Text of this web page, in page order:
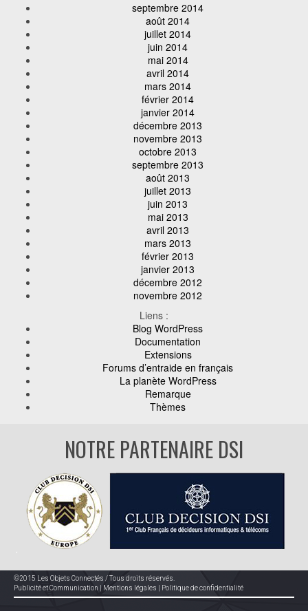
septembre 2014
août 2014
juillet 2014
juin 2014
mai 2014
avril 2014
mars 2014
février 2014
janvier 2014
décembre 2013
novembre 2013
octobre 2013
septembre 2013
août 2013
juillet 2013
juin 2013
mai 2013
avril 2013
mars 2013
février 2013
janvier 2013
décembre 2012
novembre 2012
Liens :
Blog WordPress
Documentation
Extensions
Forums d’entraide en français
La planète WordPress
Remarque
Thèmes
NOTRE PARTENAIRE DSI
©2015 Les Objets Connectés / Tous droits réservés.
Publicité et Communication
Mentions légales Politique de confidentialité